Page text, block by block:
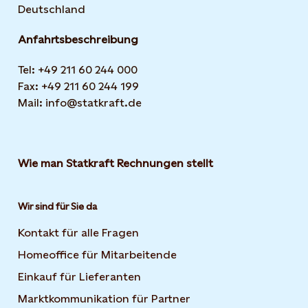
Deutschland
Anfahrtsbeschreibung
Tel: +49 211 60 244 000
Fax: +49 211 60 244 199
Mail: info@statkraft.de
Wie man Statkraft Rechnungen stellt
Wir sind für Sie da
Kontakt für alle Fragen
Homeoffice für Mitarbeitende
Einkauf für Lieferanten
Marktkommunikation für Partner